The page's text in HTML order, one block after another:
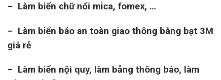
– Làm biển chữ nổi mica, fomex, …
– Làm biển báo an toàn giao thông bằng bạt 3M
giá rẻ
– Làm biển nội quy, làm bảng thông báo, làm